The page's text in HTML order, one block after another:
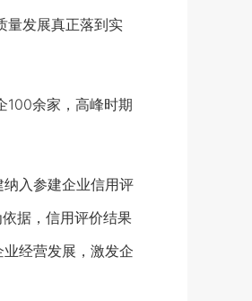
发展真正落到实
余家，高峰时期
入参建企业信用评
据，信用评价结果
经营发展，激发企